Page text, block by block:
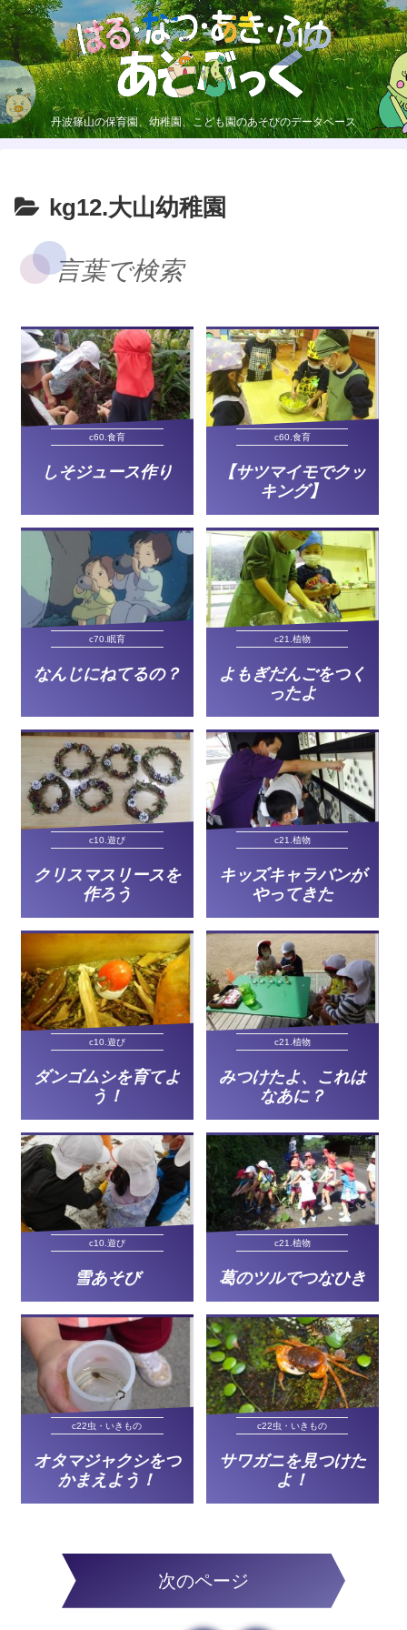
丹波篠山の保育園、幼稚園、こども園のあそびのデータベース
kg12.大山幼稚園
言葉で検索
c60.食育
しそジュース作り
c60.食育
【サツマイモでクッ
キング】
c70.眠育
なんじにねてるの？
c21.植物
よもぎだんごをつく
ったよ
c10.遊び
クリスマスリースを
作ろう
c21.植物
キッズキャラバンが
やってきた
c10.遊び
ダンゴムシを育てよ
う！
c21.植物
みつけたよ、これは
なあに？
c10.遊び
雪あそび
c21.植物
葛のツルでつなひき
c22虫・いきもの
オタマジャクシをつ
かまえよう！
c22虫・いきもの
サワガニを見つけた
よ！
次のページ